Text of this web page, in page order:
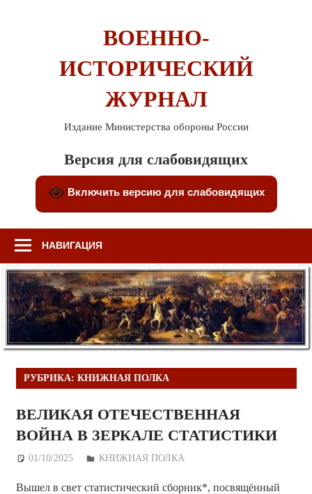
ВОЕННО-
ИСТОРИЧЕСКИЙ
ЖУРНАЛ
Издание Министерства обороны России
Версия для слабовидящих
Включить версию для слабовидящих
НАВИГАЦИЯ
РУБРИКА: КНИЖНАЯ ПОЛКА
ВЕЛИКАЯ ОТЕЧЕСТВЕННАЯ
ВОЙНА В ЗЕРКАЛЕ СТАТИСТИКИ
01/10/2025 Дежурный по Редакции
КНИЖНАЯ ПОЛКА
Вышел в свет статистический сборник*, посвящённый